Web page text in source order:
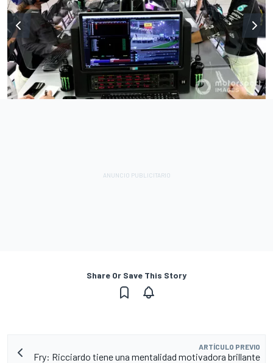
Share Or Save This Story
ARTÍCULO PREVIO
Fry: Ricciardo tiene una mentalidad motivadora brillante